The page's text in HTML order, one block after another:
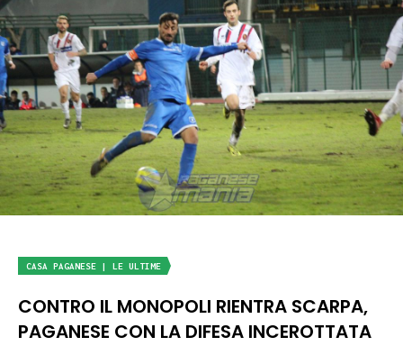
CASA PAGANESE | LE ULTIME
CONTRO IL MONOPOLI RIENTRA SCARPA,
PAGANESE CON LA DIFESA INCEROTTATA